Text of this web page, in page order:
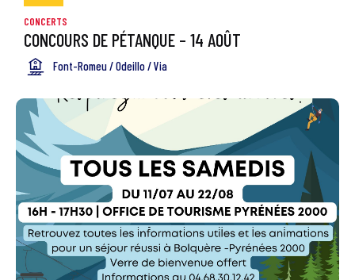
CONCERTS
CONCOURS DE PÉTANQUE – 14 AOÛT
Font-Romeu / Odeillo / Via